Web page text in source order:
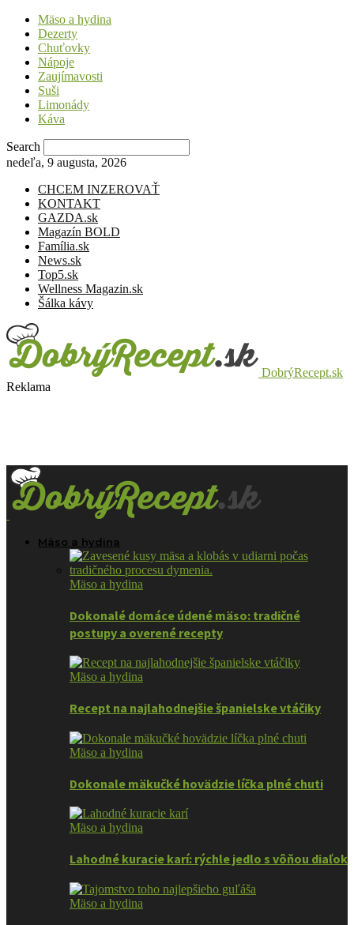
Mäso a hydina
Dezerty
Chuťovky
Nápoje
Zaujímavosti
Suši
Limonády
Káva
Search
nedeľa, 9 augusta, 2026
CHCEM INZEROVAŤ
KONTAKT
GAZDA.sk
Magazín BOLD
Família.sk
News.sk
Top5.sk
Wellness Magazin.sk
Šálka kávy
DobrýRecept.sk
Reklama
Mäso a hydina
Mäso a hydina
Dokonalé domáce údené mäso: tradičné
postupy a overené recepty
Mäso a hydina
Recept na najlahodnejšie španielske vtáčiky
Mäso a hydina
Dokonale mäkučké hovädzie líčka plné chuti
Mäso a hydina
Lahodné kuracie karí: rýchle jedlo s vôňou diaľok
Mäso a hydina